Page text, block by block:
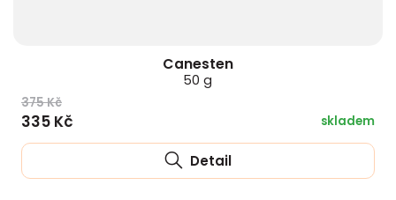
Canesten
50 g
375 Kč
335 Kč skladem
Detail